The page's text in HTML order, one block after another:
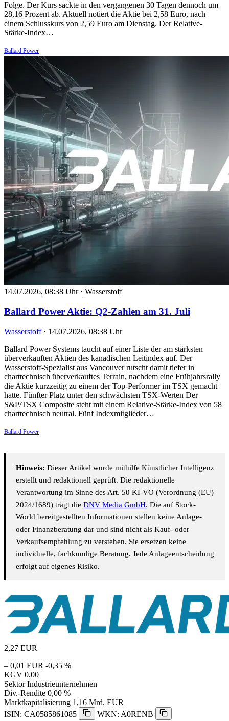
Folge. Der Kurs sackte in den vergangenen 30 Tagen dennoch um
28,16 Prozent ab. Aktuell notiert die Aktie bei 2,58 Euro, nach
einem Schlusskurs von 2,59 Euro am Dienstag. Der Relative-
Stärke-Index…
Ballard Power
14.07.2026, 08:38 Uhr · Wasserstoff
Ballard Power Aktie: Q2-Zahlen am 31. Juli
Wasserstoff · 14.07.2026, 08:38 Uhr
Ballard Power Systems taucht auf einer Liste der am stärksten
überverkauften Aktien des kanadischen Leitindex auf. Der
Wasserstoff-Spezialist aus Vancouver rutscht damit tiefer in
charttechnisch überverkauftes Terrain, nachdem eine Frühjahrsrally
die Aktie kurzzeitig zu einem der Top-Performer im TSX gemacht
hatte. Fünfter Platz unter den schwächsten TSX-Werten Der
S&P/TSX Composite steht mit einem Relative-Stärke-Index von 58
charttechnisch neutral. Fünf Indexmitglieder…
Ballard Power
Hinweis: Dieser Artikel wurde mithilfe Künstlicher Intelligenz
erstellt und redaktionell geprüft. Die redaktionelle
Verantwortung im Sinne des Art. 50 KI-VO (Verordnung (EU)
2024/1689) trägt die DNV Media GmbH. Die auf Stock-
World bereitgestellten Informationen stellen keine Anlage-
oder Finanzberatung dar und sind nicht als Kauf- oder
Verkaufsempfehlung zu verstehen. Sie ersetzen keine
individuelle, fachkundige Beratung. Jede Anlageentscheidung
erfolgt auf eigenes Risiko.
2,27 EUR
– 0,01 EUR -0,35 %
KGV 0,00
Sektor Industrieunternehmen
Div.-Rendite 0,00 %
Marktkapitalisierung 1,16 Mrd. EUR
ISIN: CA0585861085
WKN: A0RENB